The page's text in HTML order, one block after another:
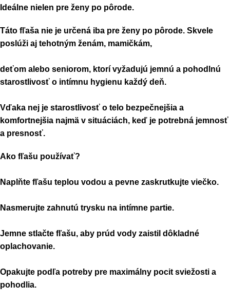
Ideálne nielen pre ženy po pôrode.
Táto fľaša nie je určená iba pre ženy po pôrode. Skvele
poslúži aj tehotným ženám, mamičkám,
deťom alebo seniorom, ktorí vyžadujú jemnú a pohodlnú
starostlivosť o intímnu hygienu každý deň.
Vďaka nej je starostlivosť o telo bezpečnejšia a
komfortnejšia najmä v situáciách, keď je potrebná jemnosť
a presnosť.
Ako fľašu používať?
Naplňte fľašu teplou vodou a pevne zaskrutkujte viečko.
Nasmerujte zahnutú trysku na intímne partie.
Jemne stlačte fľašu, aby prúd vody zaistil dôkladné
oplachovanie.
Opakujte podľa potreby pre maximálny pocit sviežosti a
pohodlia.